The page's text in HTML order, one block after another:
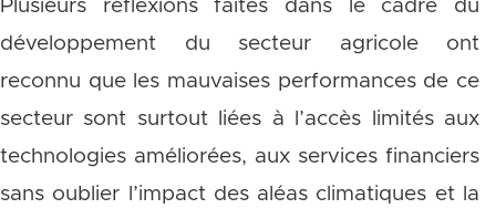
Plusieurs réflexions faites dans le cadre du
développement du secteur agricole ont
reconnu que les mauvaises performances de ce
secteur sont surtout liées à l’accès limités aux
technologies améliorées, aux services financiers
sans oublier l’impact des aléas climatiques et la